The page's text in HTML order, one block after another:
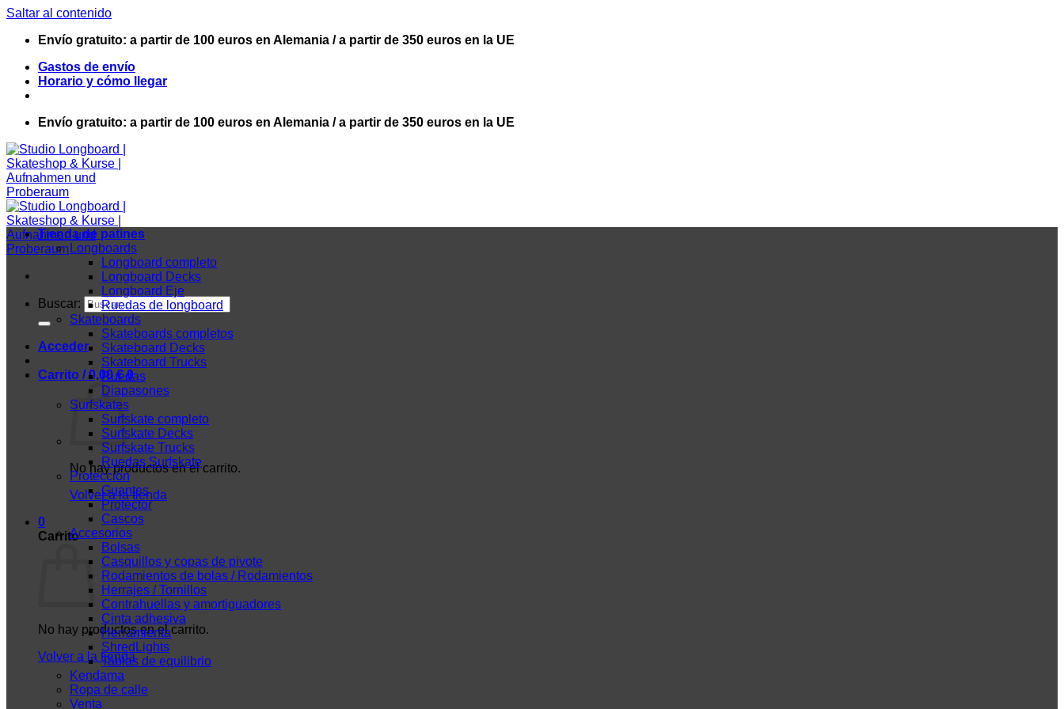
Saltar al contenido
Envío gratuito: a partir de 100 euros en Alemania / a partir de 350 euros en la UE
Gastos de envío
Horario y cómo llegar
Envío gratuito: a partir de 100 euros en Alemania / a partir de 350 euros en la UE
Buscar:
Acceder
Carrito /0,00€ 0
No hay productos en el carrito.
Volver a la tienda
0
Carrito
No hay productos en el carrito.
Volver a la tienda
Tienda de patines
Longboards
Longboard completo
Longboard Decks
Longboard Eje
Ruedas de longboard
Skateboards
Skateboards completos
Skateboard Decks
Skateboard Trucks
Ruedas
Diapasones
Surfskates
Surfskate completo
Surfskate Decks
Surfskate Trucks
Ruedas Surfskate
Protección
Guantes
Protector
Cascos
Accesorios
Bolsas
Casquillos y copas de pivote
Rodamientos de bolas / Rodamientos
Herrajes / Tornillos
Contrahuellas y amortiguadores
Cinta adhesiva
Herramienta
ShredLights
Tablas de equilibrio
Kendama
Ropa de calle
Venta